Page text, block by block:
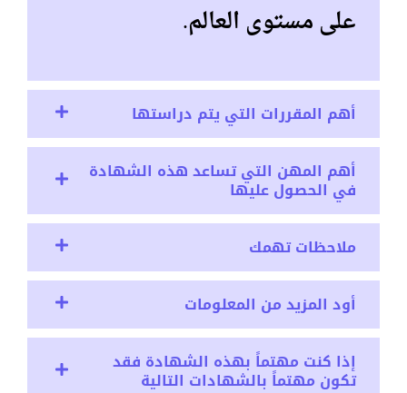
على مستوى العالم.
أهم المقررات التي يتم دراستها
أهم المهن التي تساعد هذه الشهادة
في الحصول عليها
ملاحظات تهمك
أود المزيد من المعلومات
إذا كنت مهتماً بهذه الشهادة فقد
تكون مهتماً بالشهادات التالية